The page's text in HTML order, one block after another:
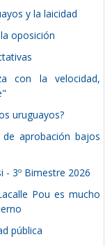
y la laicidad
oposición
con la velocidad,
uruguayos?
aprobación bajos
- 3º Bimestre 2026
Pou es mucho
pública